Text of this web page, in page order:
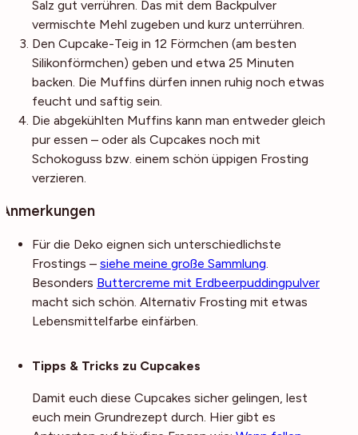
Salz gut verrühren. Das mit dem Backpulver
vermischte Mehl zugeben und kurz unterrühren.
Den Cupcake-Teig in 12 Förmchen (am besten
Silikonförmchen) geben und etwa 25 Minuten
backen. Die Muffins dürfen innen ruhig noch etwas
feucht und saftig sein.
Die abgekühlten Muffins kann man entweder gleich
pur essen – oder als Cupcakes noch mit
Schokoguss bzw. einem schön üppigen Frosting
verzieren.
Anmerkungen
Für die Deko eignen sich unterschiedlichste
Frostings – siehe meine große Sammlung.
Besonders Buttercreme mit Erdbeerpuddingpulver
macht sich schön. Alternativ Frosting mit etwas
Lebensmittelfarbe einfärben.
Tipps & Tricks zu Cupcakes
Damit euch diese Cupcakes sicher gelingen, lest
euch mein Grundrezept durch. Hier gibt es